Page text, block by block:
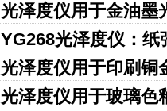
光泽度仪用于金油墨
YG268光泽度仪：纸
光泽度仪用于印刷铜
光泽度仪用于玻璃色